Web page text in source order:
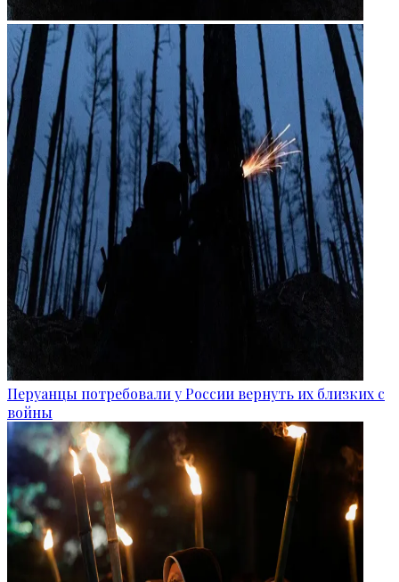
Перуанцы потребовали у России вернуть их близких с
войны